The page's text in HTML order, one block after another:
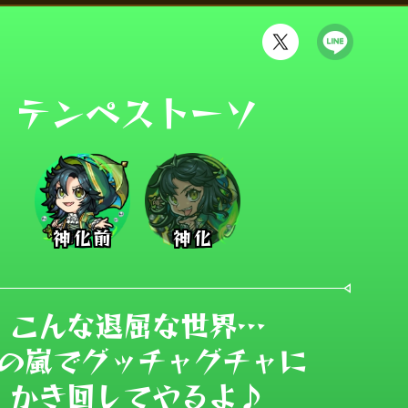
テンペストーソ
神化前 神化
こんな退屈な世界…
嵐でグッチャグチャに
かき回してやるよ♪